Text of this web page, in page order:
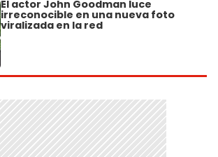
El actor John Goodman luce
irreconocible en una nueva foto
viralizada en la red